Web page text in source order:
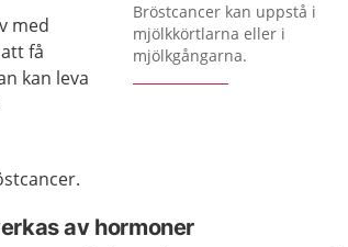
Bröstcancer kan uppstå i
mjölkkörtlarna eller i
mjölkgångarna.
med
få
kan leva
av hormoner